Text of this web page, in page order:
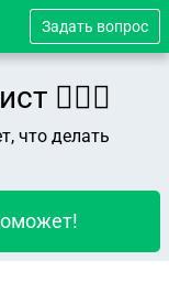
Задать вопрос
👨🏻‍⚖️
что делать